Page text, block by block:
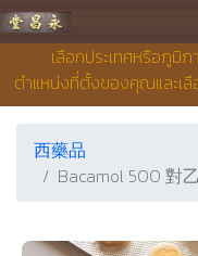
เลือกประเทศหรือภูมิ
ตำแหน่งที่ตั้งของคุณและเ
永昌堂藥店
西藥品
Bacamol 500 對